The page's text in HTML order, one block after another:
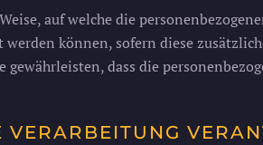
auf welche die
können, sofern diese
dass die